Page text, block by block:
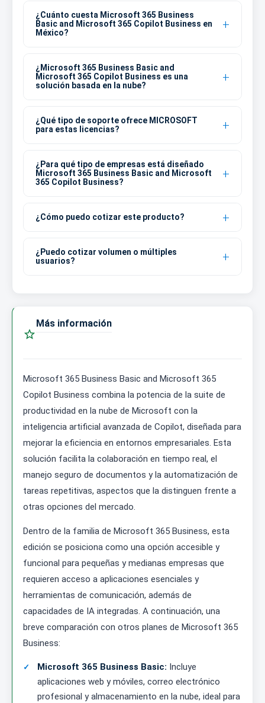
¿Cuánto cuesta Microsoft 365 Business
Basic and Microsoft 365 Copilot Business en
México?
¿Microsoft 365 Business Basic and
Microsoft 365 Copilot Business es una
solución basada en la nube?
¿Qué tipo de soporte ofrece MICROSOFT
para estas licencias?
¿Para qué tipo de empresas está diseñado
Microsoft 365 Business Basic and Microsoft
365 Copilot Business?
¿Cómo puedo cotizar este producto?
¿Puedo cotizar volumen o múltiples
usuarios?

Más información
Microsoft 365 Business Basic and Microsoft 365
Copilot Business combina la potencia de la suite de
productividad en la nube de Microsoft con la
inteligencia artificial avanzada de Copilot, diseñada para
mejorar la eficiencia en entornos empresariales. Esta
solución facilita la colaboración en tiempo real, el
manejo seguro de documentos y la automatización de
tareas repetitivas, aspectos que la distinguen frente a
otras opciones del mercado.
Dentro de la familia de Microsoft 365 Business, esta
edición se posiciona como una opción accesible y
funcional para pequeñas y medianas empresas que
requieren acceso a aplicaciones esenciales y
herramientas de comunicación, además de
capacidades de IA integradas. A continuación, una
breve comparación con otros planes de Microsoft 365
Business:
Microsoft 365 Business Basic: Incluye
aplicaciones web y móviles, correo electrónico
profesional y almacenamiento en la nube, ideal para